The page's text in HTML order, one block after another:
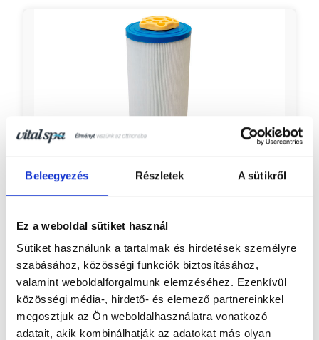
Beleegyezés Részletek A sütikről
Ez a weboldal sütiket használ
Sütiket használunk a tartalmak és hirdetések személyre
szabásához, közösségi funkciók biztosításához,
valamint weboldalforgalmunk elemzéséhez. Ezenkívül
közösségi média-, hirdető- és elemező partnereinkkel
megosztjuk az Ön weboldalhasználatra vonatkozó
adatait, akik kombinálhatják az adatokat más olyan
Vitalspa Flowmax active+ szűrőbetét I.
A prémium szűrő segít hosszabb ideig tisztán
és frissen tartani a jakuzzi vizét automatikus
fertőtlenítő-adagolással.
Részletek